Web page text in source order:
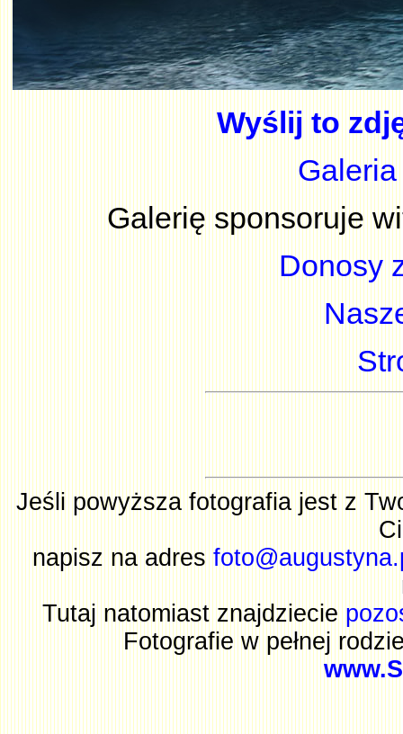
Wyślij to
Galeria
Galerię sponsoruje
Donosy
Jeśli powyższa fotografia jest z
napisz na adres
Tutaj natomiast znajdziecie
Fotografie w pełnej